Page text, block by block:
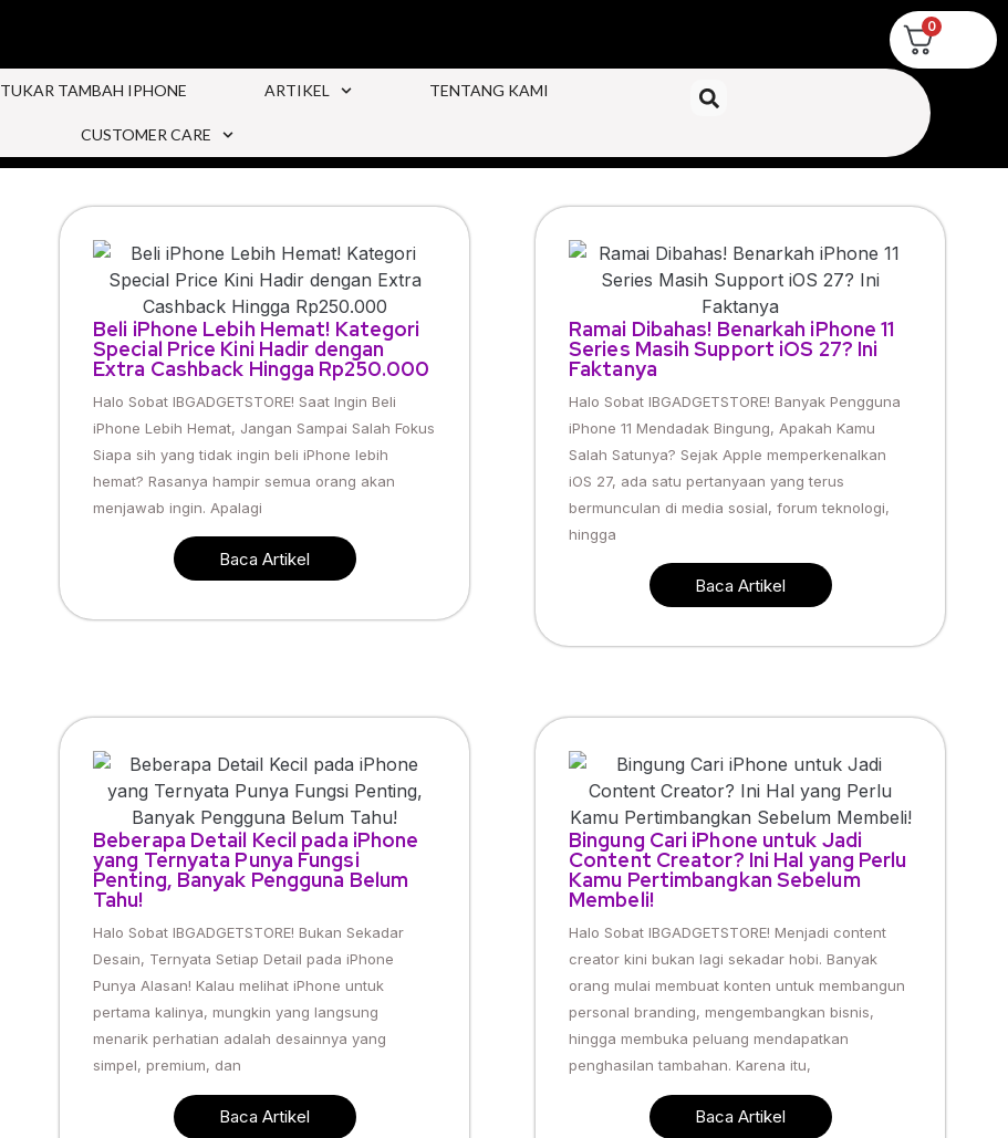
0
TUKAR TAMBAH IPHONE ARTIKEL TENTANG KAMI
CUSTOMER CARE
Beli iPhone Lebih Hemat! Kategori
Special Price Kini Hadir dengan
Extra Cashback Hingga Rp250.000
Halo Sobat IBGADGETSTORE! Saat Ingin Beli
iPhone Lebih Hemat, Jangan Sampai Salah Fokus
Siapa sih yang tidak ingin beli iPhone lebih
hemat? Rasanya hampir semua orang akan
menjawab ingin. Apalagi
Baca Artikel
Ramai Dibahas! Benarkah iPhone 11
Series Masih Support iOS 27? Ini
Faktanya
Halo Sobat IBGADGETSTORE! Banyak Pengguna
iPhone 11 Mendadak Bingung, Apakah Kamu
Salah Satunya? Sejak Apple memperkenalkan
iOS 27, ada satu pertanyaan yang terus
bermunculan di media sosial, forum teknologi,
hingga
Baca Artikel
Beberapa Detail Kecil pada iPhone
yang Ternyata Punya Fungsi
Penting, Banyak Pengguna Belum
Tahu!
Halo Sobat IBGADGETSTORE! Bukan Sekadar
Desain, Ternyata Setiap Detail pada iPhone
Punya Alasan! Kalau melihat iPhone untuk
pertama kalinya, mungkin yang langsung
menarik perhatian adalah desainnya yang
simpel, premium, dan
Baca Artikel
Bingung Cari iPhone untuk Jadi
Content Creator? Ini Hal yang Perlu
Kamu Pertimbangkan Sebelum
Membeli!
Halo Sobat IBGADGETSTORE! Menjadi content
creator kini bukan lagi sekadar hobi. Banyak
orang mulai membuat konten untuk membangun
personal branding, mengembangkan bisnis,
hingga membuka peluang mendapatkan
penghasilan tambahan. Karena itu,
Baca Artikel